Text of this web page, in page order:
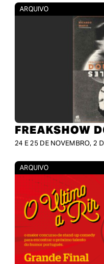
ARQUIVO
FREAKSHOW
24 E 25 DE NOVEMBRO, 2
ARQUIVO